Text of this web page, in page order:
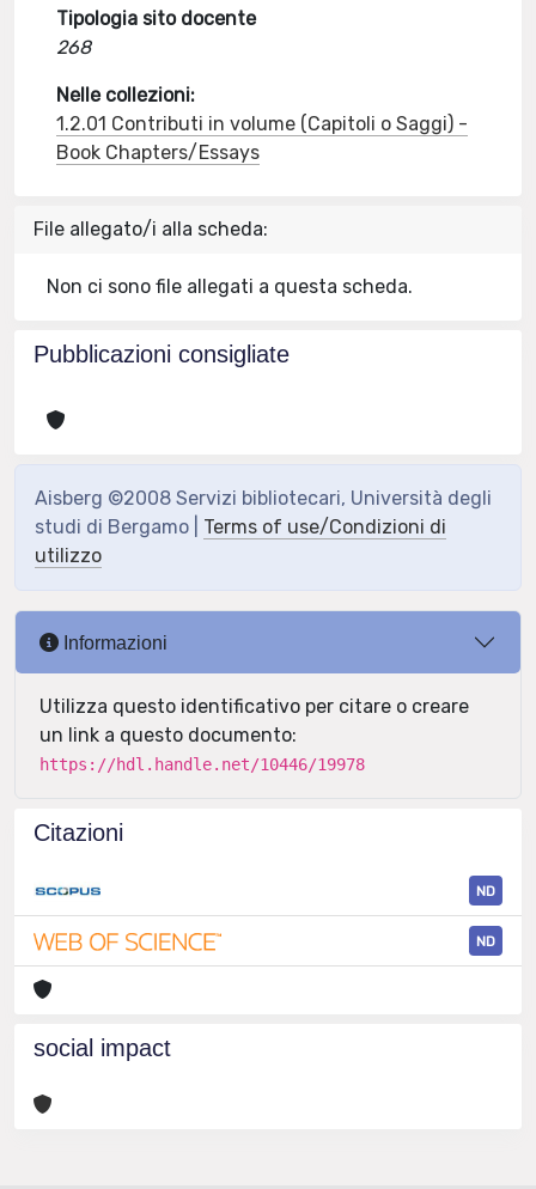
Tipologia sito docente
268
Nelle collezioni:
1.2.01 Contributi in volume (Capitoli o Saggi) -
Book Chapters/Essays
File allegato/i alla scheda:
Non ci sono file allegati a questa scheda.
Pubblicazioni consigliate
Aisberg ©2008 Servizi bibliotecari, Università degli
studi di Bergamo | Terms of use/Condizioni di
utilizzo
Informazioni
Utilizza questo identificativo per citare o creare
un link a questo documento:
https://hdl.handle.net/10446/19978
Citazioni
ND
ND
social impact